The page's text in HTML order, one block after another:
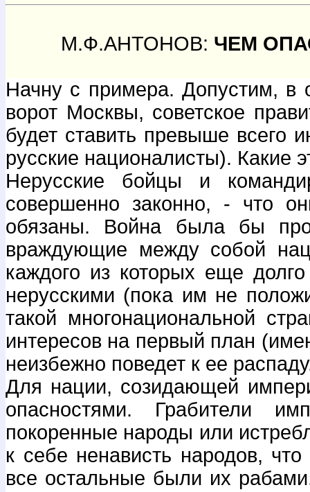
М.Ф.АНТОНОВ: ЧЕМ
Начну с примера. Допустим, в
ворот Москвы, советское
будет ставить превыше всего
русские националисты). Какие
Нерусские бойцы и
совершенно законно, - что
обязаны. Война была бы
враждующие между собой
каждого из которых еще
нерусскими (пока им не
такой многонациональной
интересов на первый план
неизбежно поведет к ее
Для нации, созидающей
опасностями. Грабители
покоренные народы или
к себе ненависть народов,
все остальные были их